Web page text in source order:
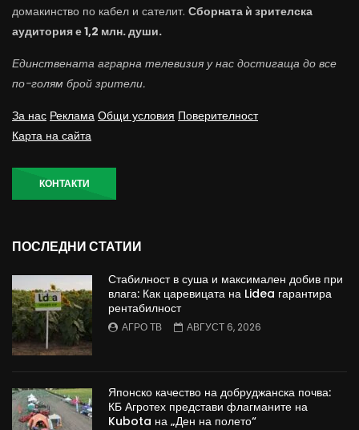
домакинство по кабел и сателит. Сборната ѝ зрителска
аудитория е 1,2 млн. души.
Единствената аграрна телевизия у нас достигаща до все
по-голям брой зрители.
За нас Реклама Общи условия Поверителност
Карта на сайта
КОНТАКТИ
ПОСЛЕДНИ СТАТИИ
Стабилност в суша и максимален добив при
влага: Как царевицата на Lidea гарантира
рентабилност
АГРО ТВ АВГУСТ 6, 2026
Японско качество на добруджанска почва:
КБ Агротех представи флагманите на
Kubota на „Ден на полето“